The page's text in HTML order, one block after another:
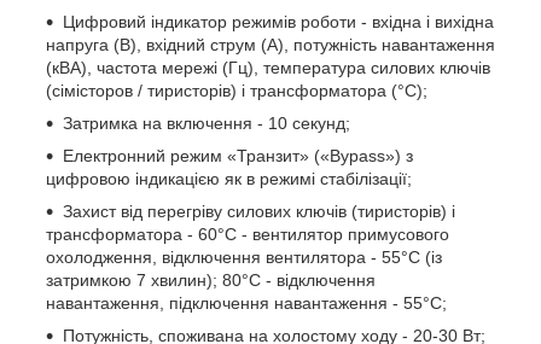
Цифровий індикатор режимів роботи - вхідна і вихідна
напруга (В), вхідний струм (А), потужність навантаження
(кВА), частота мережі (Гц), температура силових ключів
(сімісторов / тиристорів) і трансформатора (°C);
Затримка на включення - 10 секунд;
Електронний режим «Транзит» («Bypass») з
цифровою індикацією як в режимі стабілізації;
Захист від перегріву силових ключів (тиристорів) і
трансформатора - 60°C - вентилятор примусового
охолодження, відключення вентилятора - 55°C (із
затримкою 7 хвилин); 80°C - відключення
навантаження, підключення навантаження - 55°C;
Потужність, споживана на холостому ходу - 20-30 Вт;